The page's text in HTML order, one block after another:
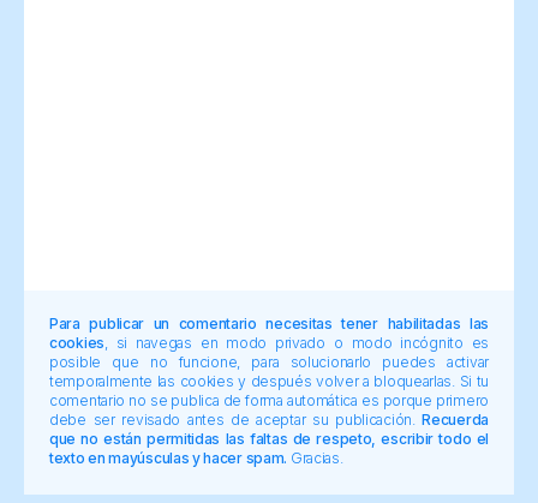
Para publicar un comentario necesitas tener habilitadas las
cookies , si navegas en modo privado o modo incógnito es
posible que no funcione, para solucionarlo puedes activar
temporalmente las cookies y después volver a bloquearlas. Si tu
comentario no se publica de forma automática es porque primero
debe ser revisado antes de aceptar su publicación.Recuerda
que no están permitidas las faltas de respeto, escribir todo el
texto en mayúsculas y hacer spam. Gracias.